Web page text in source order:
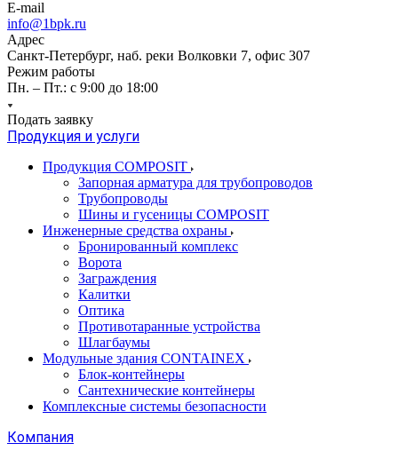
E-mail
info@1bpk.ru
Адрес
Санкт-Петербург, наб. реки Волковки 7, офис 307
Режим работы
Пн. – Пт.: с 9:00 до 18:00
Подать заявку
Продукция и услуги
Продукция COMPOSIT
Запорная арматура для трубопроводов
Трубопроводы
Шины и гусеницы COMPOSIT
Инженерные средства охраны
Бронированный комплекс
Ворота
Заграждения
Калитки
Оптика
Противотаранные устройства
Шлагбаумы
Модульные здания CONTAINEX
Блок-контейнеры
Сантехнические контейнеры
Комплексные системы безопасности
Компания